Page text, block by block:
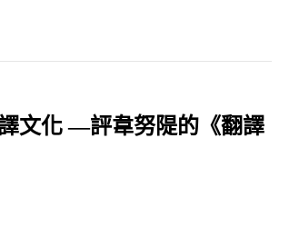
文化 —評韋努隄的《翻譯